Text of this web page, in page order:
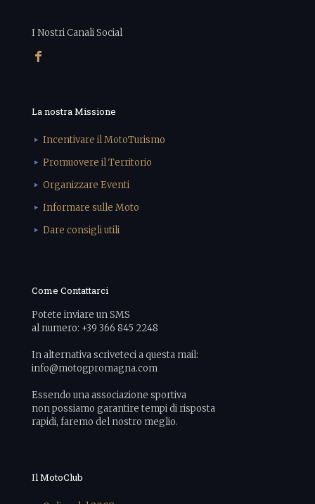
I Nostri Canali Social
La nostra Missione
Incentivare il MotoTurismo
Promuovere il Territorio
Organizzare Eventi
Informare sulle Moto
Dare consigli utili
Come Contattarci
Potete inviare un SMS
al numero: +39 366 845 2248
In alternativa scriveteci a questa mail:
info@motogpromagna.com
Essendo una associazione sportiva
non possiamo garantire tempi di risposta
rapidi, faremo del nostro meglio.
Il MotoClub